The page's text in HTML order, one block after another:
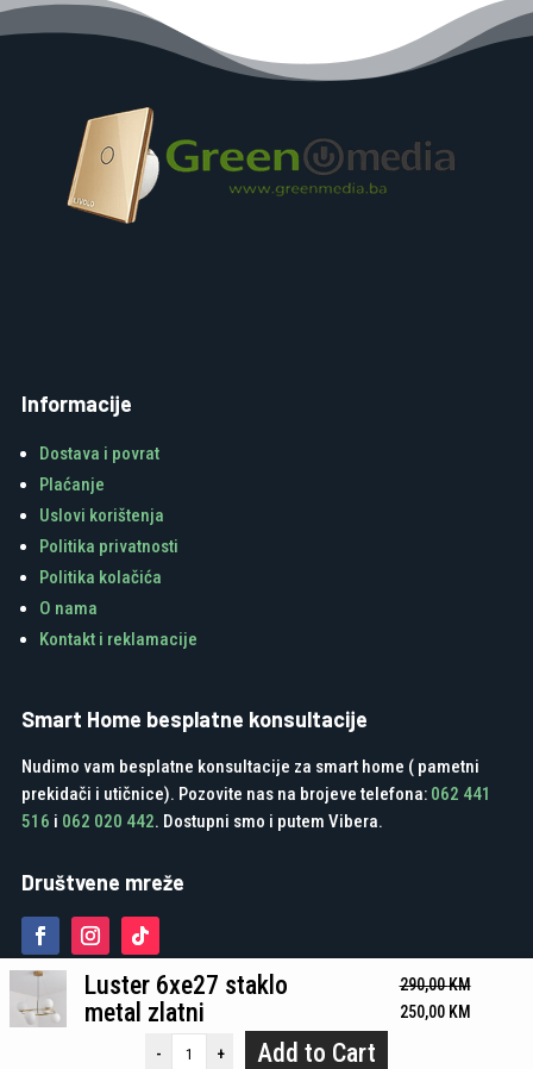
Informacije
Dostava i povrat
Plaćanje
Uslovi korištenja
Politika privatnosti
Politika kolačića
O nama
Kontakt i reklamacije
Smart Home besplatne konsultacije
Nudimo vam besplatne konsultacije za smart home ( pametni
prekidači i utičnice). Pozovite nas na brojeve telefona: 062 441
516 i 062 020 442. Dostupni smo i putem Vibera.
Društvene mreže
Green Media Tuzla d.o.o. - Developed by Digitalk Marketing Agencija
Luster 6xe27 staklo
metal zlatni
290,00KM
Original
250,00 KMCurrent
- + Add to Cart